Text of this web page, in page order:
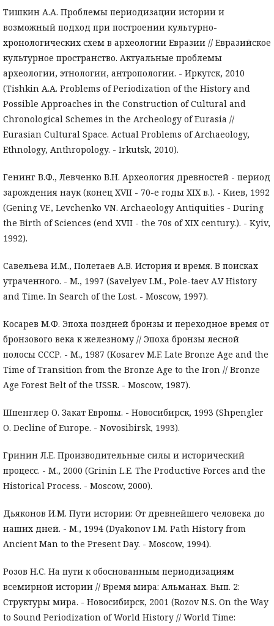
Тишкин А.А. Проблемы периодизации истории и
возможный подход при построении культурно-
хронологических схем в археологии Евразии // Евразийское
культурное пространство. Актуальные проблемы
археологии, этнологии, антропологии. - Иркутск, 2010
(Tishkin A.A. Problems of Periodization of the History and
Possible Approaches in the Construction of Cultural and
Chronological Schemes in the Archeology of Eurasia //
Eurasian Cultural Space. Actual Problems of Archaeology,
Ethnology, Anthropology. - Irkutsk, 2010).
Генинг В.Ф., Левченко В.Н. Археология древностей - период
зарождения наук (конец XVII - 70-е годы XIX в.). - Киев, 1992
(Gening VF., Levchenko VN. Archaeology Antiquities - During
the Birth of Sciences (end XVII - the 70s of XIX century.). - Kyiv,
1992).
Савельева И.М., Полетаев А.В. История и время. В поисках
утраченного. - М., 1997 (Savelyev I.M., Pole-taev A.V History
and Time. In Search of the Lost. - Moscow, 1997).
Косарев М.Ф. Эпоха поздней бронзы и переходное время от
бронзового века к железному // Эпоха бронзы лесной
полосы СССР. - М., 1987 (Kosarev M.F. Late Bronze Age and the
Time of Transition from the Bronze Age to the Iron // Bronze
Age Forest Belt of the USSR. - Moscow, 1987).
Шпенглер О. Закат Европы. - Новосибирск, 1993 (Shpengler
O. Decline of Europe. - Novosibirsk, 1993).
Гринин Л.Е. Производительные силы и исторический
процесс. - М., 2000 (Grinin L.E. The Productive Forces and the
Historical Process. - Moscow, 2000).
Дьяконов И.М. Пути истории: От древнейшего человека до
наших дней. - М., 1994 (Dyakonov I.M. Path History from
Ancient Man to the Present Day. - Moscow, 1994).
Розов Н.С. На пути к обоснованным периодизациям
всемирной истории // Время мира: Альманах. Вып. 2:
Структуры мира. - Новосибирск, 2001 (Rozov N.S. On the Way
to Sound Periodization of World History // World Time: